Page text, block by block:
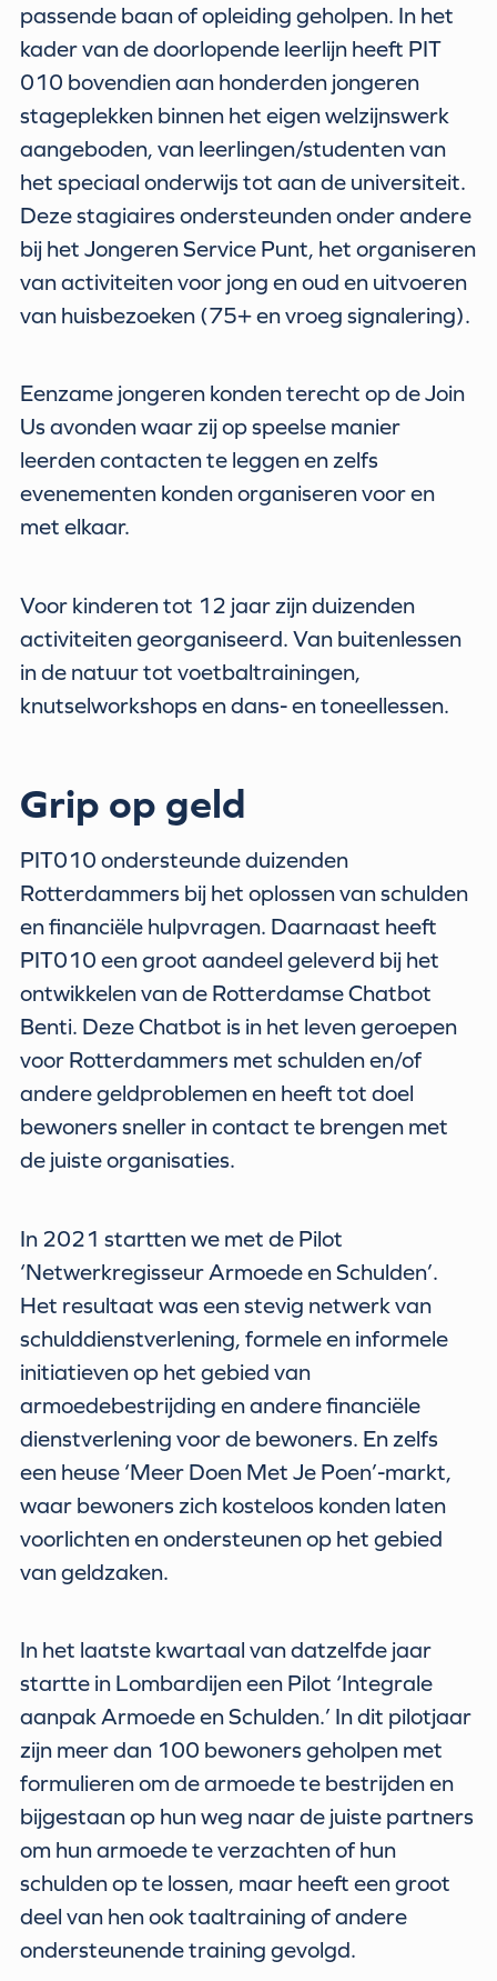
passende baan of opleiding geholpen. In het
kader van de doorlopende leerlijn heeft PIT
010 bovendien aan honderden jongeren
stageplekken binnen het eigen welzijnswerk
aangeboden, van leerlingen/studenten van
het speciaal onderwijs tot aan de universiteit.
Deze stagiaires ondersteunden onder andere
bij het Jongeren Service Punt, het organiseren
van activiteiten voor jong en oud en uitvoeren
van huisbezoeken (75+ en vroeg signalering).
Eenzame jongeren konden terecht op de Join
Us avonden waar zij op speelse manier
leerden contacten te leggen en zelfs
evenementen konden organiseren voor en
met elkaar.
Voor kinderen tot 12 jaar zijn duizenden
activiteiten georganiseerd. Van buitenlessen
in de natuur tot voetbaltrainingen,
knutselworkshops en dans- en toneellessen.
Grip op geld
PIT010 ondersteunde duizenden
Rotterdammers bij het oplossen van schulden
en financiële hulpvragen. Daarnaast heeft
PIT010 een groot aandeel geleverd bij het
ontwikkelen van de Rotterdamse Chatbot
Benti. Deze Chatbot is in het leven geroepen
voor Rotterdammers met schulden en/of
andere geldproblemen en heeft tot doel
bewoners sneller in contact te brengen met
de juiste organisaties.
In 2021 startten we met de Pilot
‘Netwerkregisseur Armoede en Schulden’.
Het resultaat was een stevig netwerk van
schulddienstverlening, formele en informele
initiatieven op het gebied van
armoedebestrijding en andere financiële
dienstverlening voor de bewoners. En zelfs
een heuse ‘Meer Doen Met Je Poen’-markt,
waar bewoners zich kosteloos konden laten
voorlichten en ondersteunen op het gebied
van geldzaken.
In het laatste kwartaal van datzelfde jaar
startte in Lombardijen een Pilot ‘Integrale
aanpak Armoede en Schulden.’ In dit pilotjaar
zijn meer dan 100 bewoners geholpen met
formulieren om de armoede te bestrijden en
bijgestaan op hun weg naar de juiste partners
om hun armoede te verzachten of hun
schulden op te lossen, maar heeft een groot
deel van hen ook taaltraining of andere
ondersteunende training gevolgd.